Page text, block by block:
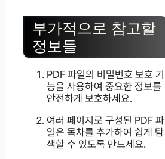
부가적으로 참고할
정보들
PDF 파일의 비밀번호 보호 기
능을 사용하여 중요한 정보를
안전하게 보호하세요.
여러 페이지로 구성된 PDF 파
일은 목차를 추가하여 쉽게 탐
색할 수 있도록 만드세요.